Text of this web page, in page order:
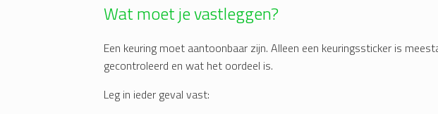
Wat moet je vastleggen?
Een keuring moet aantoonbaar zijn. Alleen een keuringssticker is
gecontroleerd en wat het oordeel is.
Leg in ieder geval vast: